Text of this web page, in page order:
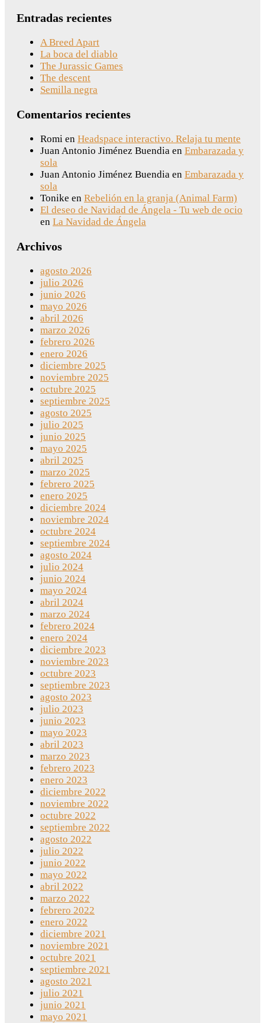
Entradas recientes
A Breed Apart
La boca del diablo
The Jurassic Games
The descent
Semilla negra
Comentarios recientes
Romi en Headspace interactivo. Relaja tu mente
Juan Antonio Jiménez Buendia en Embarazada y
sola
Juan Antonio Jiménez Buendia en Embarazada y
sola
Tonike en Rebelión en la granja (Animal Farm)
El deseo de Navidad de Ángela - Tu web de ocio
en La Navidad de Ángela
Archivos
agosto 2026
julio 2026
junio 2026
mayo 2026
abril 2026
marzo 2026
febrero 2026
enero 2026
diciembre 2025
noviembre 2025
octubre 2025
septiembre 2025
agosto 2025
julio 2025
junio 2025
mayo 2025
abril 2025
marzo 2025
febrero 2025
enero 2025
diciembre 2024
noviembre 2024
octubre 2024
septiembre 2024
agosto 2024
julio 2024
junio 2024
mayo 2024
abril 2024
marzo 2024
febrero 2024
enero 2024
diciembre 2023
noviembre 2023
octubre 2023
septiembre 2023
agosto 2023
julio 2023
junio 2023
mayo 2023
abril 2023
marzo 2023
febrero 2023
enero 2023
diciembre 2022
noviembre 2022
octubre 2022
septiembre 2022
agosto 2022
julio 2022
junio 2022
mayo 2022
abril 2022
marzo 2022
febrero 2022
enero 2022
diciembre 2021
noviembre 2021
octubre 2021
septiembre 2021
agosto 2021
julio 2021
junio 2021
mayo 2021